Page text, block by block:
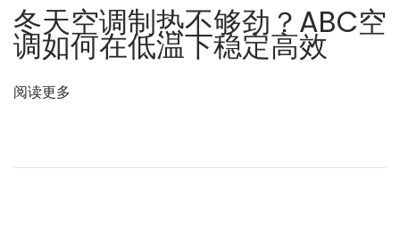
冬天空调制热不够劲？ABC空
调如何在低温下稳定高效
阅读更多